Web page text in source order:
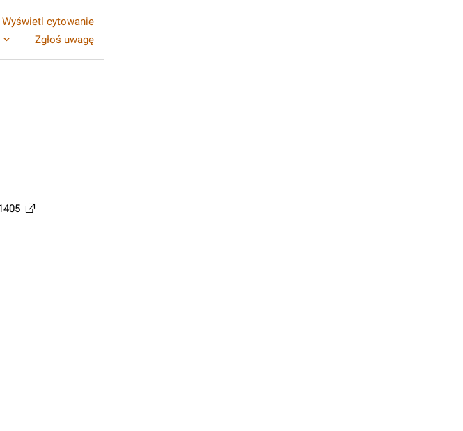
Wyświetl cytowanie
Zgłoś uwagę